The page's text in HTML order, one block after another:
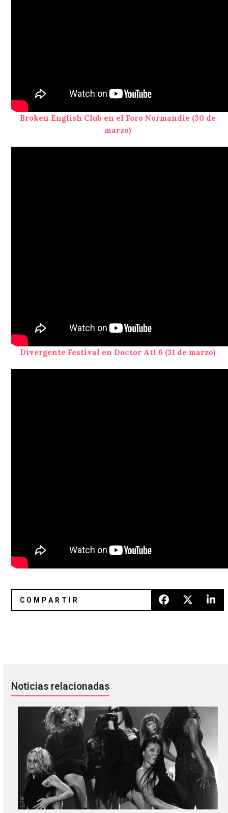
Broken English Club en el Foro Normandie (30 de
marzo)
Divergente Festival en Doctor Atl 6 (31 de marzo)
Noticias relacionadas